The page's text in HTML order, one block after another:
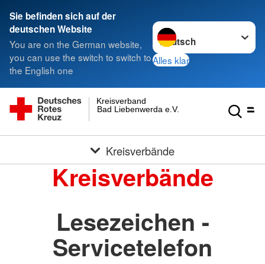
Sie befinden sich auf der
deutschen Website
You are on the German website,
you can use the switch to switch to
the English one
Sprache wechseln zu
Alles klar
Bad Liebenwerda e.V.
Kreisverband
Kreisverbände
Kreisverbände
Lesezeichen -
Servicetelefon